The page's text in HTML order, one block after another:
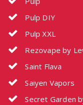
Pulp DIY
Pulp XXL
Rezovape by
Saint Flava
Saiyen Vapors
Secret Garden